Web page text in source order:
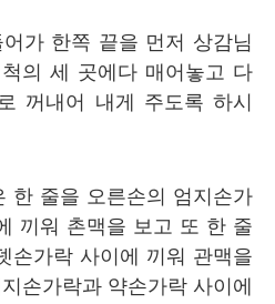
가 한쪽 끝을 먼저 상감님
척의 세 곳에다 매어놓고 다
꺼내어 내게 주도록 하시
한 줄을 오른손의 엄지손가
끼워 촌맥을 보고 또 한 줄
손가락 사이에 끼워 관맥을
손가락과 약손가락 사이에